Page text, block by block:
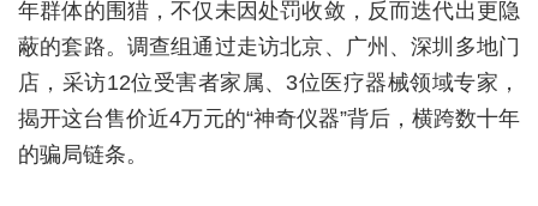
年群体的围猎，不仅未因处罚收敛，反而迭代出更隐
蔽的套路。调查组通过走访北京、广州、深圳多地门
店，采访12位受害者家属、3位医疗器械领域专家，
揭开这台售价近4万元的“神奇仪器”背后，横跨数十年
的骗局链条。